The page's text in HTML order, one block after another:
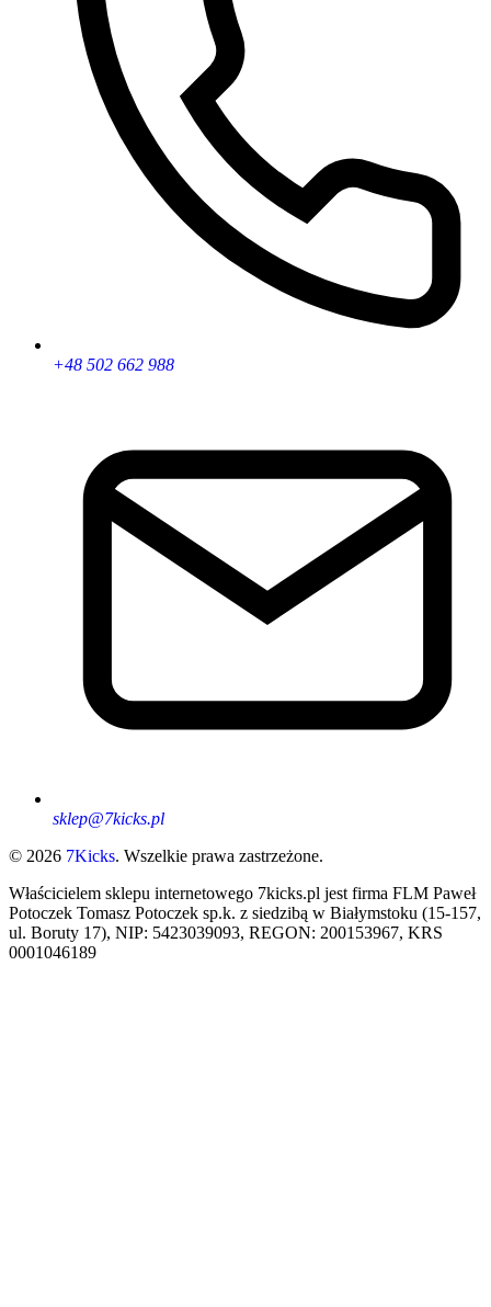
+48 502 662 988
sklep@7kicks.pl
© 2026 7Kicks. Wszelkie prawa zastrzeżone.
Właścicielem sklepu internetowego 7kicks.pl jest firma FLM Paweł
Potoczek Tomasz Potoczek sp.k. z siedzibą w Białymstoku (15-157,
ul. Boruty 17), NIP: 5423039093, REGON: 200153967, KRS
0001046189